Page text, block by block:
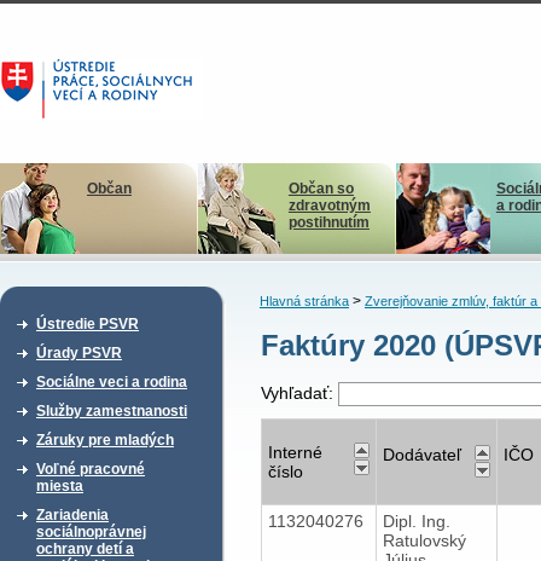
Občan
Občan so
zdravotným
postihnutím
a
Ústredie PSVR
Úrady PSVR
Sociálne veci a rodina
Služby zamestnanosti
Záruky pre mladých
Voľné pracovné
miesta
Zariadenia
sociálnoprávnej
ochrany detí a
Hlavná stránka> Zverejňovanie zmlúv, faktúr a
Faktúry 2020
Vyhľadať:
Interné
číslo
Dodávateľ IČO
1132040276
Dipl. Ing.
Ratulovský